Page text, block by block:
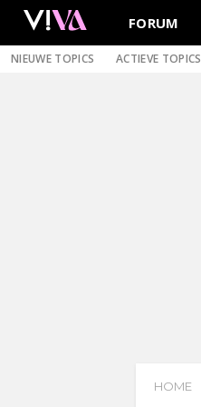
FORUM
NIEUWE TOPICS ACTIEVE TOPICS
HOME